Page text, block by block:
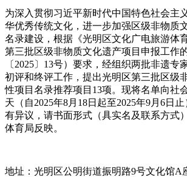
为深入贯彻习近平新时代中国特色社会主
华优秀传统文化，进一步加强区级非物质
名录建设，根据《光明区文化广电旅游体
第三批区级非物质文化遗产项目申报工作
〔2025〕13号）要求，经组织两批非遗专
初评和终评工作，提出光明区第三批区级
性项目名录推荐项目13项。现将名单向社
天（自2025年8月18日起至2025年9月6日
有异议，请书面形式（具实名及联系方式
体育局反映。
地址：光明区公明街道振明路9号文化馆A